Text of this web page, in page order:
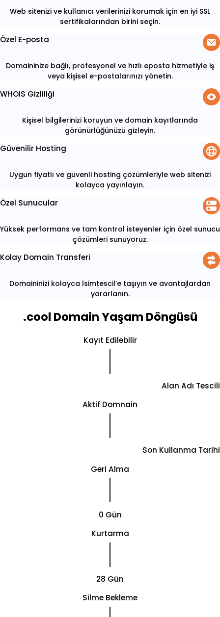
Web sitenizi ve kullanıcı verilerinizi korumak için en iyi SSL
sertifikalarından birini seçin.
Özel E-posta
Domaininize bağlı, profesyonel ve hızlı eposta hizmetiyle iş
veya kişisel e-postalarınızı yönetin.
WHOIS Gizliliği
Kişisel bilgilerinizi koruyun ve domain kayıtlarında
görünürlüğünüzü gizleyin.
Güvenilir Hosting
Uygun fiyatlı ve güvenli hosting çözümleriyle web sitenizi
kolayca yayınlayın.
Özel Sunucular
Yüksek performans ve tam kontrol isteyenler için özel sunucu
çözümleri sunuyoruz.
Kolay Domain Transferi
Domaininizi kolayca İsimtescil’e taşıyın ve avantajlardan
yararlanın.
.cool Domain Yaşam Döngüsü
Kayıt Edilebilir
Alan Adı Tescili
Aktif Domnain
Son Kullanma Tarihi
Geri Alma
0 Gün
Kurtarma
28 Gün
Silme Bekleme